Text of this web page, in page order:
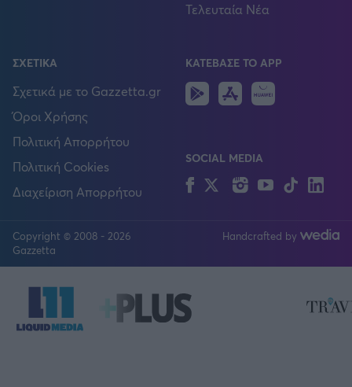
Τελευταία Νέα
ΣΧΕΤΙΚΑ
Σχετικά με το Gazzetta.gr
Όροι Χρήσης
Πολιτική Απορρήτου
Πολιτική Cookies
Διαχείριση Απορρήτου
ΚΑΤΕΒΑΣΕ ΤΟ APP
Android
IOS
SOCIAL MEDIA
FacebookTwitterInstagram
YouTubeTikTok
Copyright © 2008 - 2026
Gazzetta
Handcrafted by